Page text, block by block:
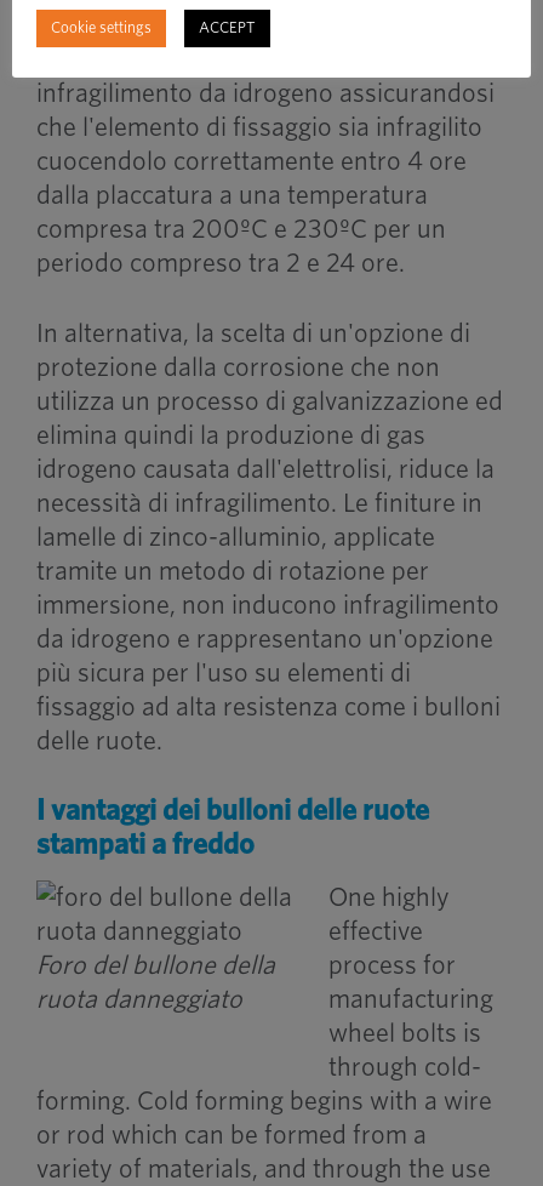
infragilimento da idrogeno assicurandosi
che l'elemento di fissaggio sia infragilito
cuocendolo correttamente entro 4 ore
dalla placcatura a una temperatura
compresa tra 200ºC e 230ºC per un
periodo compreso tra 2 e 24 ore.
In alternativa, la scelta di un'opzione di
protezione dalla corrosione che non
utilizza un processo di galvanizzazione ed
elimina quindi la produzione di gas
idrogeno causata dall'elettrolisi, riduce la
necessità di infragilimento. Le finiture in
lamelle di zinco-alluminio, applicate
tramite un metodo di rotazione per
immersione, non inducono infragilimento
da idrogeno e rappresentano un'opzione
più sicura per l'uso su elementi di
fissaggio ad alta resistenza come i bulloni
delle ruote.
I vantaggi dei bulloni delle ruote
stampati a freddo
Foro del bullone della
ruota danneggiato
One highly
effective
process for
manufacturing
wheel bolts is
through cold-
forming. Cold forming begins with a wire
or rod which can be formed from a
variety of materials, and through the use
Cookie settings ACCEPT